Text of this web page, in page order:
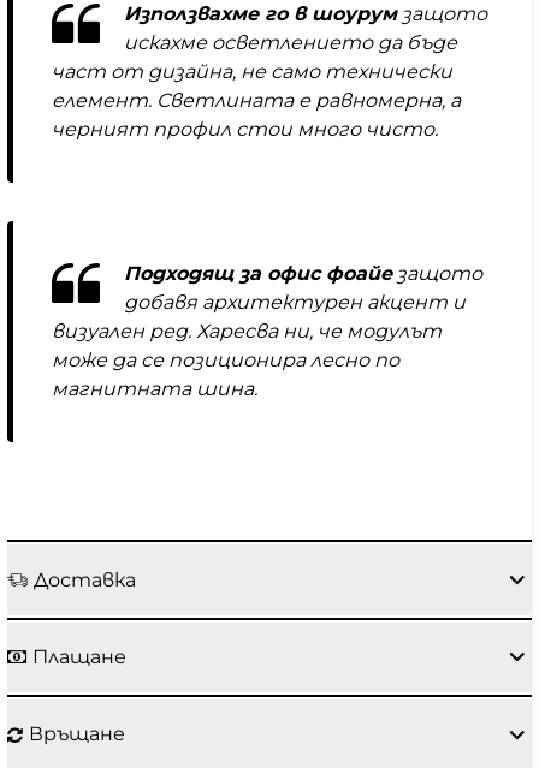
Използвахме го в шоурумзащото
искахме осветлението да бъде
част от дизайна, не само технически
елемент. Светлината е равномерна, а
черният профил стои много чисто.
Подходящ за офис фоайезащото
добавя архитектурен акцент и
визуален ред. Харесва ни, че модулът
може да се позиционира лесно по
магнитната шина.
Доставка
Плащане
Връщане